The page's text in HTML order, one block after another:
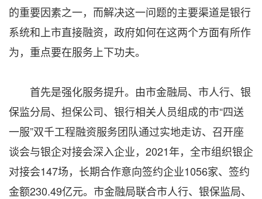
的重要因素之一，而解决这一问题的主要渠道是银行
系统和上市直接融资，政府如何在这两个方面有所作
为，重点要在服务上下功夫。
首先是强化服务提升。由市金融局、市人行、银
保监分局、担保公司、银行相关人员组成的市“四送
一服”双千工程融资服务团队通过实地走访、召开座
谈会与银企对接会深入企业，2021年，全市组织银企
对接会147场，长期合作意向签约企业1056家、签约
金额230.49亿元。市金融局联合市人行、银保监局、